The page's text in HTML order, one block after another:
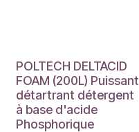
POLTECH DELTACID
FOAM (200L) Puissant
détartrant détergent
à base d'acide
Phosphorique